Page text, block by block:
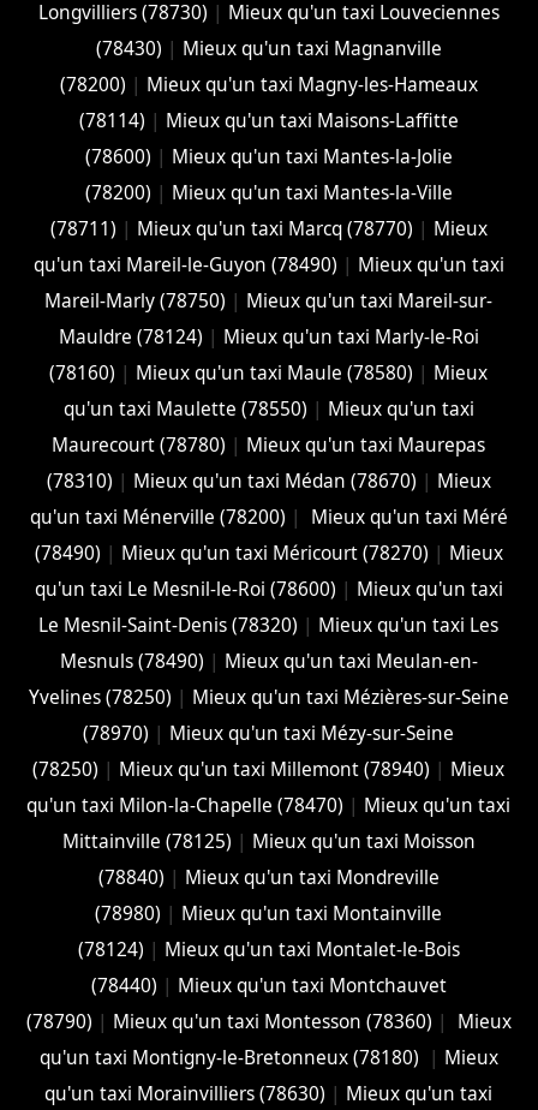
Longvilliers (78730) | Mieux qu'un taxi Louveciennes
(78430) | Mieux qu'un taxi Magnanville
(78200) | Mieux qu'un taxi Magny-les-Hameaux
(78114) | Mieux qu'un taxi Maisons-Laffitte
(78600) | Mieux qu'un taxi Mantes-la-Jolie
(78200) | Mieux qu'un taxi Mantes-la-Ville
(78711) | Mieux qu'un taxi Marcq (78770) | Mieux
qu'un taxi Mareil-le-Guyon (78490) | Mieux qu'un taxi
Mareil-Marly (78750) | Mieux qu'un taxi Mareil-sur-
Mauldre (78124) | Mieux qu'un taxi Marly-le-Roi
(78160) | Mieux qu'un taxi Maule (78580) | Mieux
qu'un taxi Maulette (78550) | Mieux qu'un taxi
Maurecourt (78780) | Mieux qu'un taxi Maurepas
(78310) | Mieux qu'un taxi Médan (78670) | Mieux
qu'un taxi Ménerville (78200) |
Mieux qu'un taxi Méré
(78490) | Mieux qu'un taxi Méricourt (78270) | Mieux
qu'un taxi Le Mesnil-le-Roi (78600) | Mieux qu'un taxi
Le Mesnil-Saint-Denis (78320) | Mieux qu'un taxi Les
Mesnuls (78490) | Mieux qu'un taxi Meulan-en-
Yvelines (78250) | Mieux qu'un taxi Mézières-sur-Seine
(78970) | Mieux qu'un taxi Mézy-sur-Seine
(78250) | Mieux qu'un taxi Millemont (78940) | Mieux
qu'un taxi Milon-la-Chapelle (78470) | Mieux qu'un taxi
Mittainville (78125) | Mieux qu'un taxi Moisson
(78840) | Mieux qu'un taxi Mondreville
(78980) | Mieux qu'un taxi Montainville
(78124) | Mieux qu'un taxi Montalet-le-Bois
(78440) | Mieux qu'un taxi Montchauvet
(78790) | Mieux qu'un taxi Montesson (78360) |
Mieux
qu'un taxi Montigny-le-Bretonneux (78180)
| Mieux
qu'un taxi Morainvilliers (78630) | Mieux qu'un taxi